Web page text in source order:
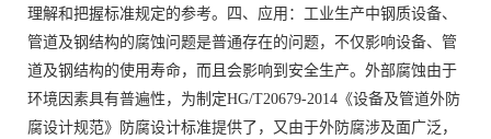
理解和把握标准规定的参考。四、应用：工业生产中钢质设备、
管道及钢结构的腐蚀问题是普通存在的问题，不仅影响设备、管
道及钢结构的使用寿命，而且会影响到安全生产。外部腐蚀由于
环境因素具有普遍性，为制定HG/T20679-2014《设备及管道外防
腐设计规范》防腐设计标准提供了，又由于外防腐涉及面广泛，